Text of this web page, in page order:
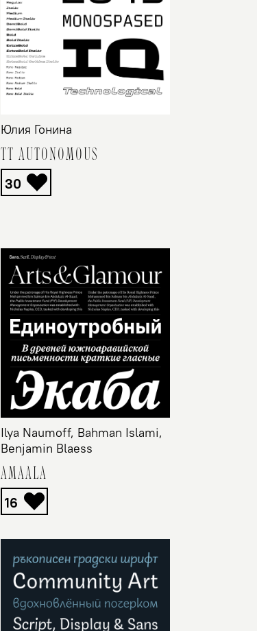
Юлия Гонина
TT AUTONOMOUS
Ilya Naumoff, Bahman Islami,
Benjamin Blaess
AMAALA